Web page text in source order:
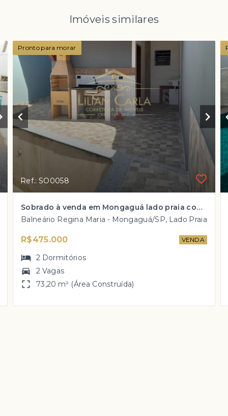
Imóveis similares
Pronto para morar
Ref.: SO0058
Sobrado à venda em Mongaguá lado praia com 2 dorm e piscina por R$ 475 mil
Balneário Regina Maria - Mongaguá/SP, Lado Praia
R$475.000 VENDA
2 Dormitórios
2 Vagas
73,20 m² (Área Construída)